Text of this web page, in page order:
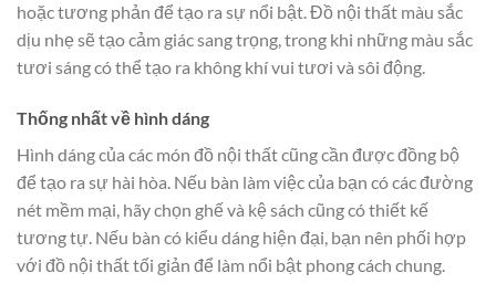
hoặc tương phản để tạo ra sự nổi bật. Đồ nội thất màu sắc
dịu nhẹ sẽ tạo cảm giác sang trọng, trong khi những màu sắc
tươi sáng có thể tạo ra không khí vui tươi và sôi động.
Thống nhất về hình dáng
Hình dáng của các món đồ nội thất cũng cần được đồng bộ
để tạo ra sự hài hòa. Nếu bàn làm việc của bạn có các đường
nét mềm mại, hãy chọn ghế và kệ sách cũng có thiết kế
tương tự. Nếu bàn có kiểu dáng hiện đại, bạn nên phối hợp
với đồ nội thất tối giản để làm nổi bật phong cách chung.